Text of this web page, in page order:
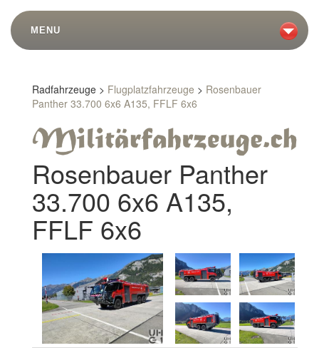
MENU
Radfahrzeuge > Flugplatzfahrzeuge > Rosenbauer
Panther 33.700 6x6 A135, FFLF 6x6
Rosenbauer Panther
33.700 6x6 A135,
FFLF 6x6